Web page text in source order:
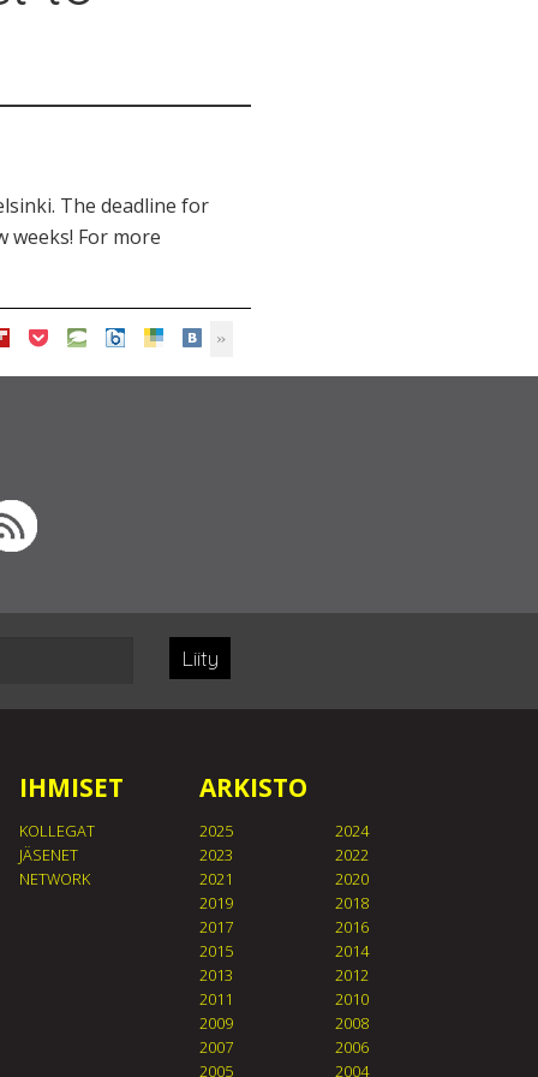
The deadline for
For more
Liity
IHMISET
KOLLEGAT
JÄSENET
NETWORK
ARKISTO
2025
2024
2023
2022
2021
2020
2019
2018
2017
2016
2015
2014
2013
2012
2011
2010
2009
2008
2007
2006
2005
2004